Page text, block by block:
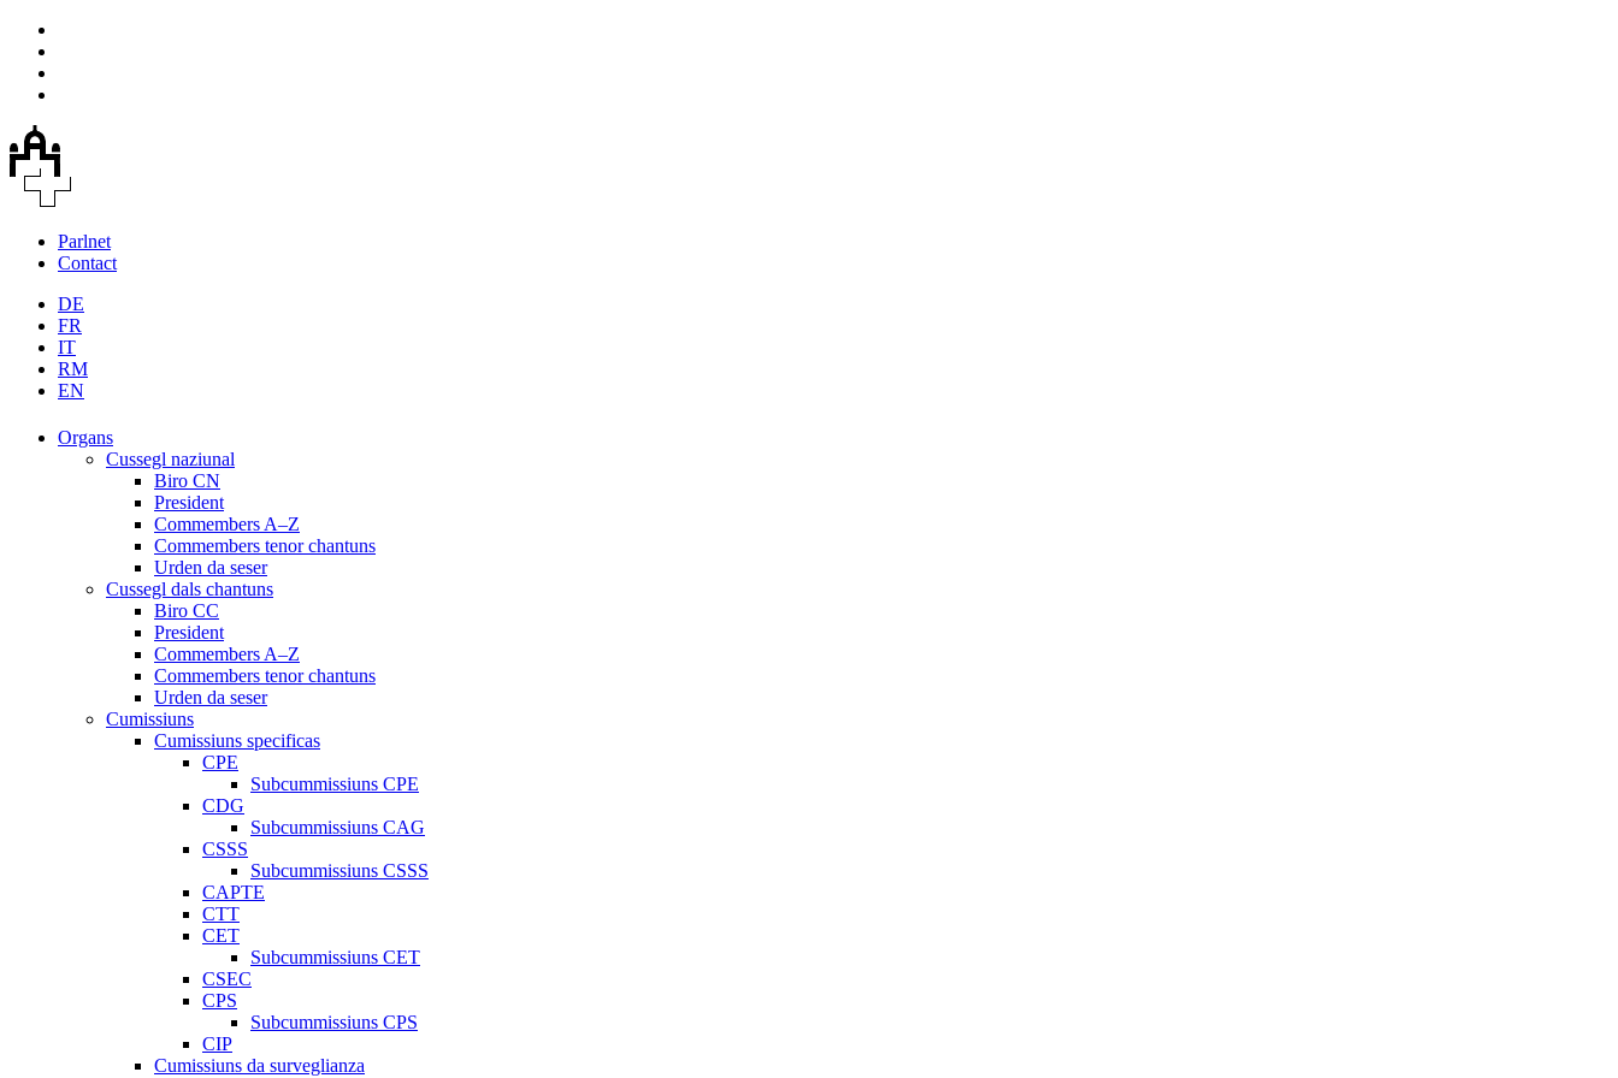
Parlnet
Contact
DE
FR
IT
RM
EN
Organs
Cussegl naziunal
Biro CN
President
Commembers A–Z
Commembers tenor chantuns
Urden da seser
Cussegl dals chantuns
Biro CC
President
Commembers A–Z
Commembers tenor chantuns
Urden da seser
Cumissiuns
Cumissiuns specificas
CPE
Subcummissiuns CPE
CDG
Subcummissiuns CAG
CSSS
Subcummissiuns CSSS
CAPTE
CTT
CET
Subcummissiuns CET
CSEC
CPS
Subcummissiuns CPS
CIP
Cumissiuns da surveglianza